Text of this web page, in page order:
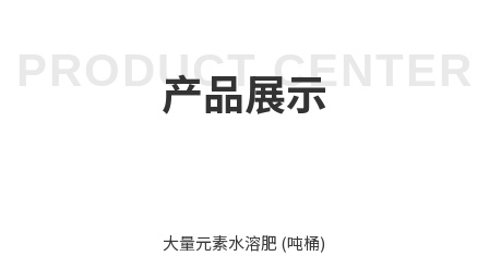
PRODUCT CENTER
产品展示
大量元素水溶肥 (吨桶)